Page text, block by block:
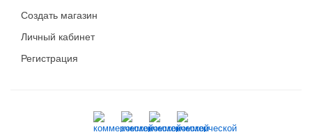
Создать магазин
Личный кабинет
Регистрация